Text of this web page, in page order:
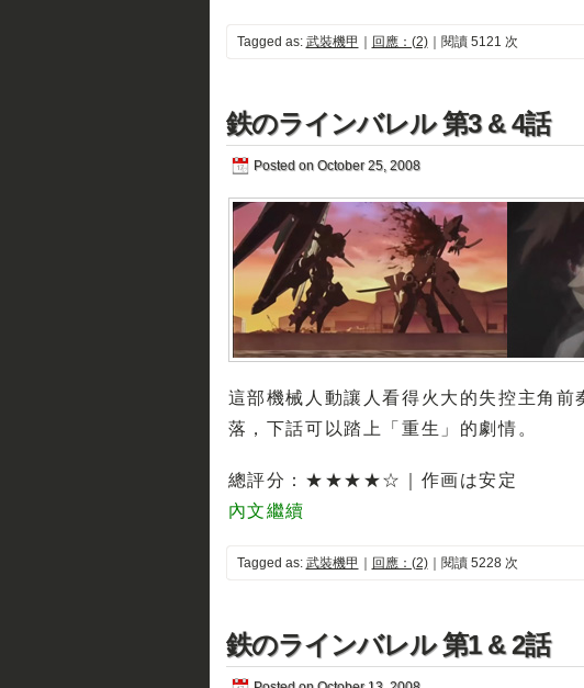
Tagged as: 武裝機甲 回應：(2)｜閱讀 5121 次
鉄のラインバレル 第3 & 4話
Posted on October 25, 2008
這部機械人動讓人看得火大的失控主角
落，下話可以踏上「重生」的劇情。
總評分：★★★★☆｜作画は安定
內文繼續
Tagged as: 武裝機甲 回應：(2)｜閱讀 5228 次
鉄のラインバレル 第1 & 2話